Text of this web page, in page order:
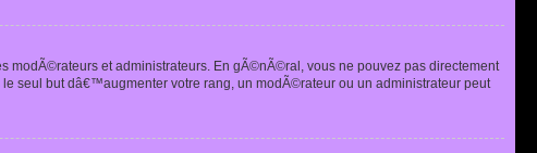
et administrateurs. En gÃ©nÃ©ral, vous ne pouvez pas directement
seul but dâ€™augmenter votre rang, un modÃ©rateur ou un administrateur peut